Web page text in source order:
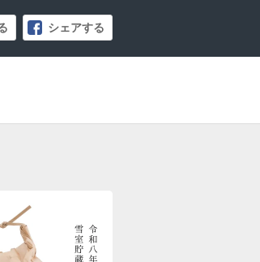
シェアする